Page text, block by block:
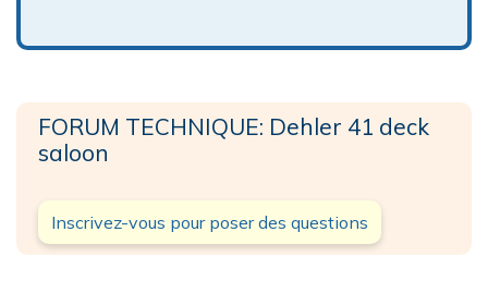
FORUM TECHNIQUE: Dehler 41 deck
saloon
Inscrivez-vous pour poser des questions